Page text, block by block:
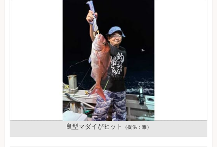
良型マダイがヒット （提供：雅）